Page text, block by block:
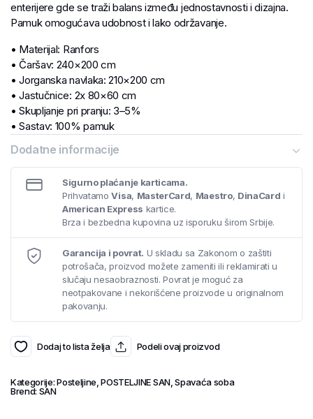
enterijere gde se traži balans između jednostavnosti i dizajna.
Pamuk omogućava udobnost i lako održavanje.
• Materijal: Ranfors
• Čaršav: 240×200 cm
• Jorganska navlaka: 210×200 cm
• Jastučnice: 2x 80×60 cm
• Skupljanje pri pranju: 3–5%
• Sastav: 100% pamuk
• Gramatura: 125 g/m²
Dodatne informacije
Sigurno plaćanje karticama.
PrihvatamoVisa, MasterCard, Maestro, DinaCard i
American Express kartice.
Brza i bezbedna kupovina uz isporuku širom Srbije.
Garancija i povrat. U skladu sa Zakonom o zaštiti
potrošača, proizvod možete zameniti ili reklamirati u
slučaju nesaobraznosti. Povrat je moguć za
neotpakovane i nekorišćene proizvode u originalnom
pakovanju.
Dodaj to lista želja Podeli ovaj proizvod
Kategorije:Posteljine ,POSTELJINE SAN,Spavaća soba
Brend: SAN